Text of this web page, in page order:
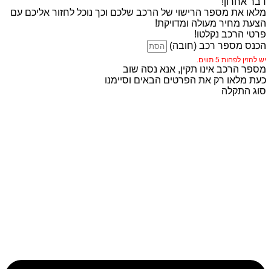
מלאו את מספר הרישוי של הרכב שלכם וכך נוכל לחזור אליכם עם
הצעת מחיר מעולה ומדויקת!
פרטי הרכב נקלטו!
הכנס מספר רכב (חובה)
יש להזין לפחות 5 תווים.
מספר הרכב אינו תקין, אנא נסה שוב
כעת מלאו רק את הפרטים הבאים וסיימנו
סוג התקלה